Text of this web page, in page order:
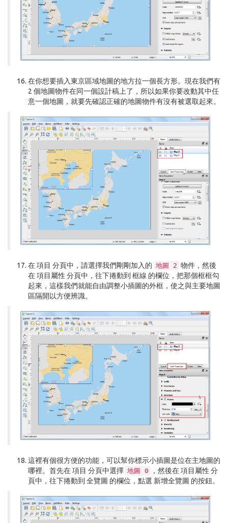
在你想要插入東京區域地圖的地方拉一個長方形。現在我們有
2 個地圖物件在同一個設計稿上了，所以如果你要改動其中任
意一個地圖，就要先確認正確的地圖物件有沒有被選取起來。
在項目 分頁中，請選擇我們剛剛加入的 地圖 2 物件，然後
在項目屬性 分頁中，往下捲動到 框線 的欄位，把那個框框勾
起來，這樣我們就能自由調整小插圖的外框，使之與主要地圖
區隔開以方便辨識。
這裡有個很方便的功能，可以幫你標示小插圖是位在主地圖的
哪裡。首先在項目 分頁中選擇 地圖 0 ，然後在項目屬性 分
頁中，往下捲動到 全覽圖 的欄位，點選 新增全覽圖 的按鈕。